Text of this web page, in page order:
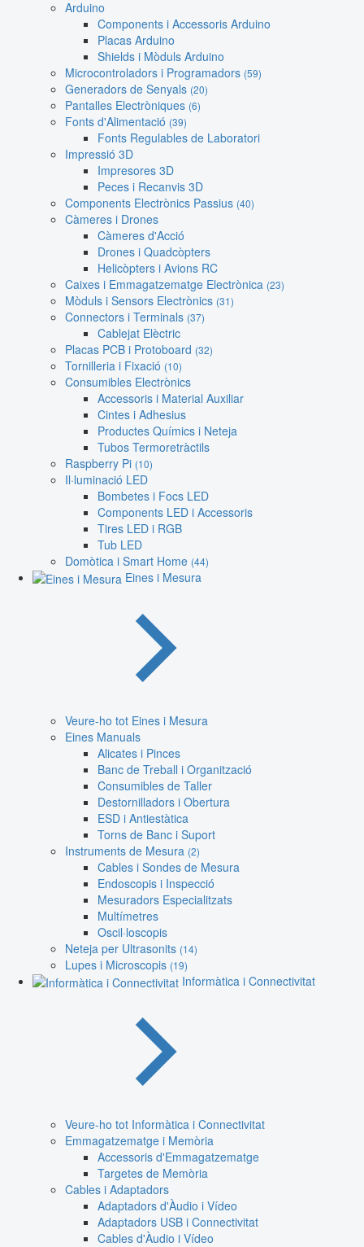
Arduino
Components i Accessoris Arduino
Placas Arduino
Shields i Mòduls Arduino
Microcontroladors i Programadors (59)
Generadors de Senyals (20)
Pantalles Electròniques (6)
Fonts d'Alimentació (39)
Fonts Regulables de Laboratori
Impressió 3D
Impresores 3D
Peces i Recanvis 3D
Components Electrònics Passius (40)
Càmeres i Drones
Càmeres d'Acció
Drones i Quadcòpters
Helicòpters i Avions RC
Caixes i Emmagatzematge Electrònica (23)
Mòduls i Sensors Electrònics (31)
Connectors i Terminals (37)
Cablejat Elèctric
Placas PCB i Protoboard (32)
Tornilleria i Fixació (10)
Consumibles Electrònics
Accessoris i Material Auxiliar
Cintes i Adhesius
Productes Químics i Neteja
Tubos Termoretràctils
Raspberry Pi (10)
Il·luminació LED
Bombetes i Focs LED
Components LED i Accessoris
Tires LED i RGB
Tub LED
Domòtica i Smart Home (44)
Eines i Mesura
Veure-ho tot Eines i Mesura
Eines Manuals
Alicates i Pinces
Banc de Treball i Organització
Consumibles de Taller
Destornilladors i Obertura
ESD i Antiestàtica
Torns de Banc i Suport
Instruments de Mesura (2)
Cables i Sondes de Mesura
Endoscopis i Inspecció
Mesuradors Especialitzats
Multímetres
Oscil·loscopis
Neteja per Ultrasonits (14)
Lupes i Microscopis (19)
Informàtica i Connectivitat
Veure-ho tot Informàtica i Connectivitat
Emmagatzematge i Memòria
Accessoris d'Emmagatzematge
Targetes de Memòria
Cables i Adaptadors
Adaptadors d'Àudio i Vídeo
Adaptadors USB i Connectivitat
Cables d'Àudio i Vídeo